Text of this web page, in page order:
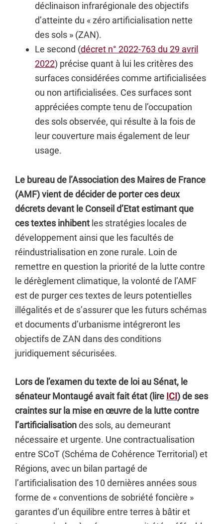
déclinaison infrarégionale des objectifs
d’atteinte du « zéro artificialisation nette
des sols » (ZAN).
Le second (décret n° 2022-763 du 29 avril
2022) précise quant à lui les critères des
surfaces considérées comme artificialisées
ou non artificialisées. Ces surfaces sont
appréciées compte tenu de l’occupation
des sols observée, qui résulte à la fois de
leur couverture mais également de leur
usage.
Le bureau de l’Association des Maires de France
(AMF) vient de décider de porter ces deux
décrets devant le Conseil d’Etatestimant que
ces textes inhibent les stratégies locales de
développement ainsi que les facultés de
réindustrialisation en zone rurale. Loin de
remettre en question la priorité de la lutte contre
le dérèglement climatique, la volonté de l’AMF
est de purger ces textes de leurs potentielles
illégalités et de s’assurer que les futurs schémas
et documents d’urbanisme intégreront les
objectifs de ZAN dans des conditions
juridiquement sécurisées.
Lors de l’examen du texte de loi au Sénat, le
sénateur Montaugé avait fait état (lire ICI) de ses
craintes sur la mise en œuvrede la lutte contre
l’artificialisationdes sols, au demeurant
nécessaire et urgente. Une contractualisation
entre SCoT (Schéma de Cohérence Territorial) et
Régions, avec un bilan partagé de
l’artificialisation des 10 dernières années sous
forme de « conventions de sobriété foncière »
garantes d’un équilibre entre terres à bâtir et